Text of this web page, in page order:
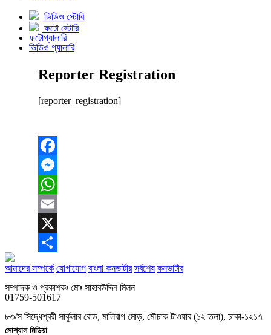
ভিডিও স্টোরি
ফটো স্টোরি
ফটোগ্যালারি
ভিডিও গ্যালারি
Reporter Registration
[reporter_registration]
Facebook
Messenger
WhatsApp
Email
X
Share
আমাদের সম্পর্কে যোগাযোগ বাংলা কনভার্টার সর্বশেষ কনভার্টার
সম্পাদক ও প্রকাশকঃ মোঃ সাহাবউদ্দিন মিলন
01759-501617
৮৩/স সিদ্ধেশ্বরী সার্কুলার রোড, মালিবাগ মোড়, মৌচাক টাওয়ার (১২ তলা), ঢাকা-১২১৭
সোশ্যাল মিডিয়া